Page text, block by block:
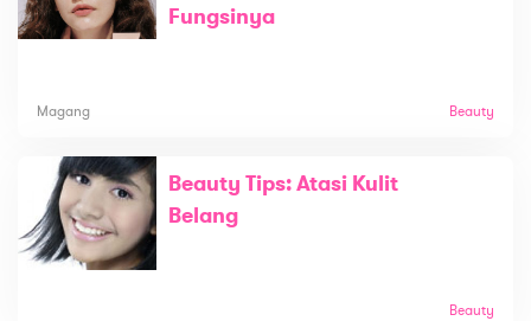
Fungsinya
Magang Beauty
Beauty Tips: Atasi Kulit
Belang
Beauty